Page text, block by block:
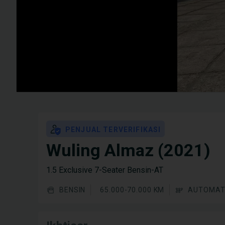
PENJUAL TERVERIFIKASI
Wuling Almaz (2021)
1.5 Exclusive 7-Seater Bensin-AT
BENSIN 65.000-70.000 KM